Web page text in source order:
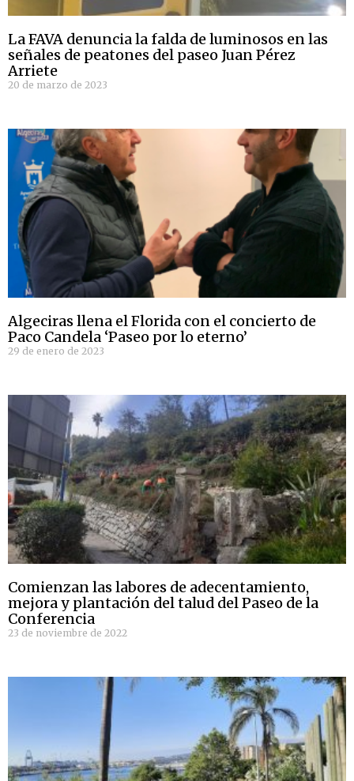
La FAVA denuncia la falda de luminosos en las
señales de peatones del paseo Juan Pérez
Arriete
20 de marzo de 2023
Algeciras llena el Florida con el concierto de
Paco Candela ‘Paseo por lo eterno’
29 de enero de 2023
Comienzan las labores de adecentamiento,
mejora y plantación del talud del Paseo de la
Conferencia
23 de noviembre de 2022